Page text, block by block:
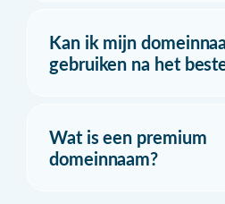
Kan ik mijn
gebruiken na het
Wat is een premium
domeinnaam?